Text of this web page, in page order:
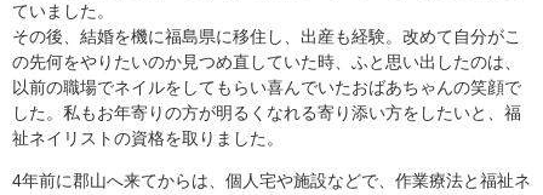
ていました。
その後、結婚を機に福島県に移住し、出産も経験。改めて自分がこ
の先何をやりたいのか見つめ直していた時、ふと思い出したのは、
以前の職場でネイルをしてもらい喜んでいたおばあちゃんの笑顔で
した。私もお年寄りの方が明るくなれる寄り添い方をしたいと、福
祉ネイリストの資格を取りました。
4年前に郡山へ来てからは、個人宅や施設などで、作業療法と福祉ネ